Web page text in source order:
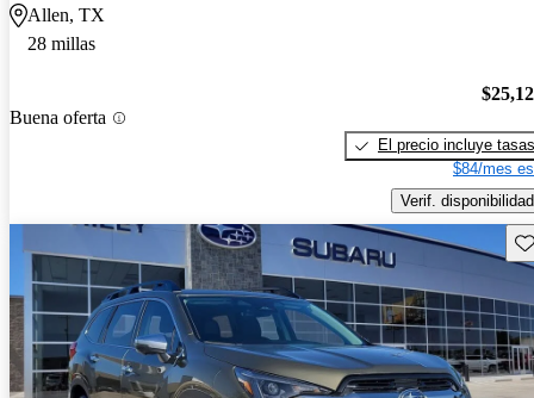
Allen, TX
28 millas
Buena oferta
El precio incluye tasas
$84/mes
Verif. disponibilidad